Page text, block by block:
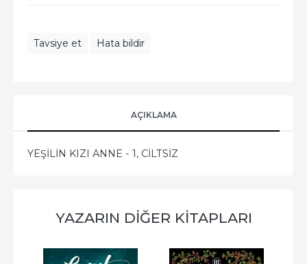
Tavsiye et Hata bildir
AÇIKLAMA
YEŞİLİN KIZI ANNE - 1, CİLTSİZ
YAZARIN DIĞER KITAPLARI